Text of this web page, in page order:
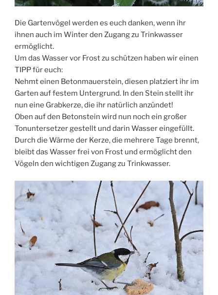
Die Gartenvögel werden es euch danken, wenn ihr
ihnen auch im Winter den Zugang zu Trinkwasser
ermöglicht.
Um das Wasser vor Frost zu schützen haben wir einen
TIPP für euch:
Nehmt einen Betonmauerstein, diesen platziert ihr im
Garten auf festem Untergrund. In den Stein stellt ihr
nun eine Grabkerze, die ihr natürlich anzündet!
Oben auf den Betonstein wird nun noch ein großer
Tonuntersetzer gestellt und darin Wasser eingefüllt.
Durch die Wärme der Kerze, die mehrere Tage brennt,
bleibt das Wasser frei von Frost und ermöglicht den
Vögeln den wichtigen Zugang zu Trinkwasser.